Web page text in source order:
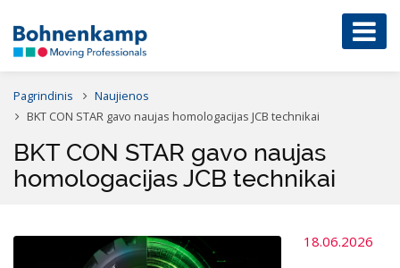
Pagrindinis
Naujienos
BKT CON STAR gavo naujas homologacijas JCB technikai
BKT CON STAR gavo naujas
homologacijas JCB technikai
18.06.2026